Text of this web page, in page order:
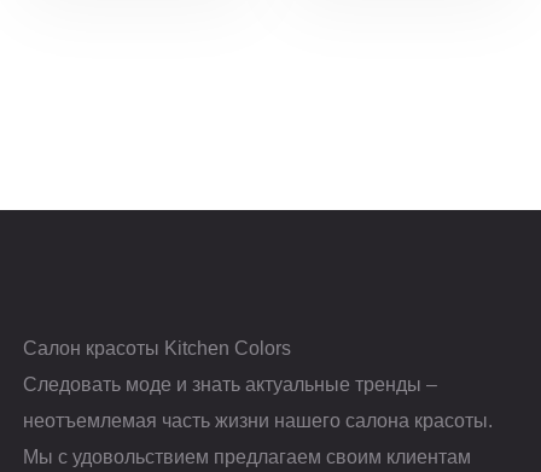
Салон красоты Kitchen Colors
Следовать моде и знать актуальные тренды –
неотъемлемая часть жизни нашего салона красоты.
Мы с удовольствием предлагаем своим клиентам